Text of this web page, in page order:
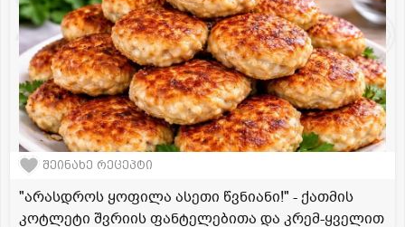
შეინახე რეცეპტი
"არასდროს ყოფილა ასეთი წვნიანი!" - ქათმის
კოტლეტი შვრიის ფანტელებითა და კრემ-ყველით